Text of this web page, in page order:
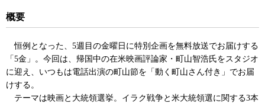
〈映画の見方〉がわかる本80年
代アメリカ映画カルトムービー
篇 ブレードランナーの未来
世紀 (映画秘宝コレクション)
映画の見方がわかる本ー
――『2001年宇宙の旅』から
概要
恒例となった、5週目の金曜日に特別企画を無料放送でお届けする
「5金」。今回は、帰国中の在米映画評論家・町山智浩氏をスタジオ
に迎え、いつもは電話出演の町山節を「動く町山さん付き」でお届
けする。
テーマは映画と大統領選挙。イラク戦争と米大統領選に関する3本